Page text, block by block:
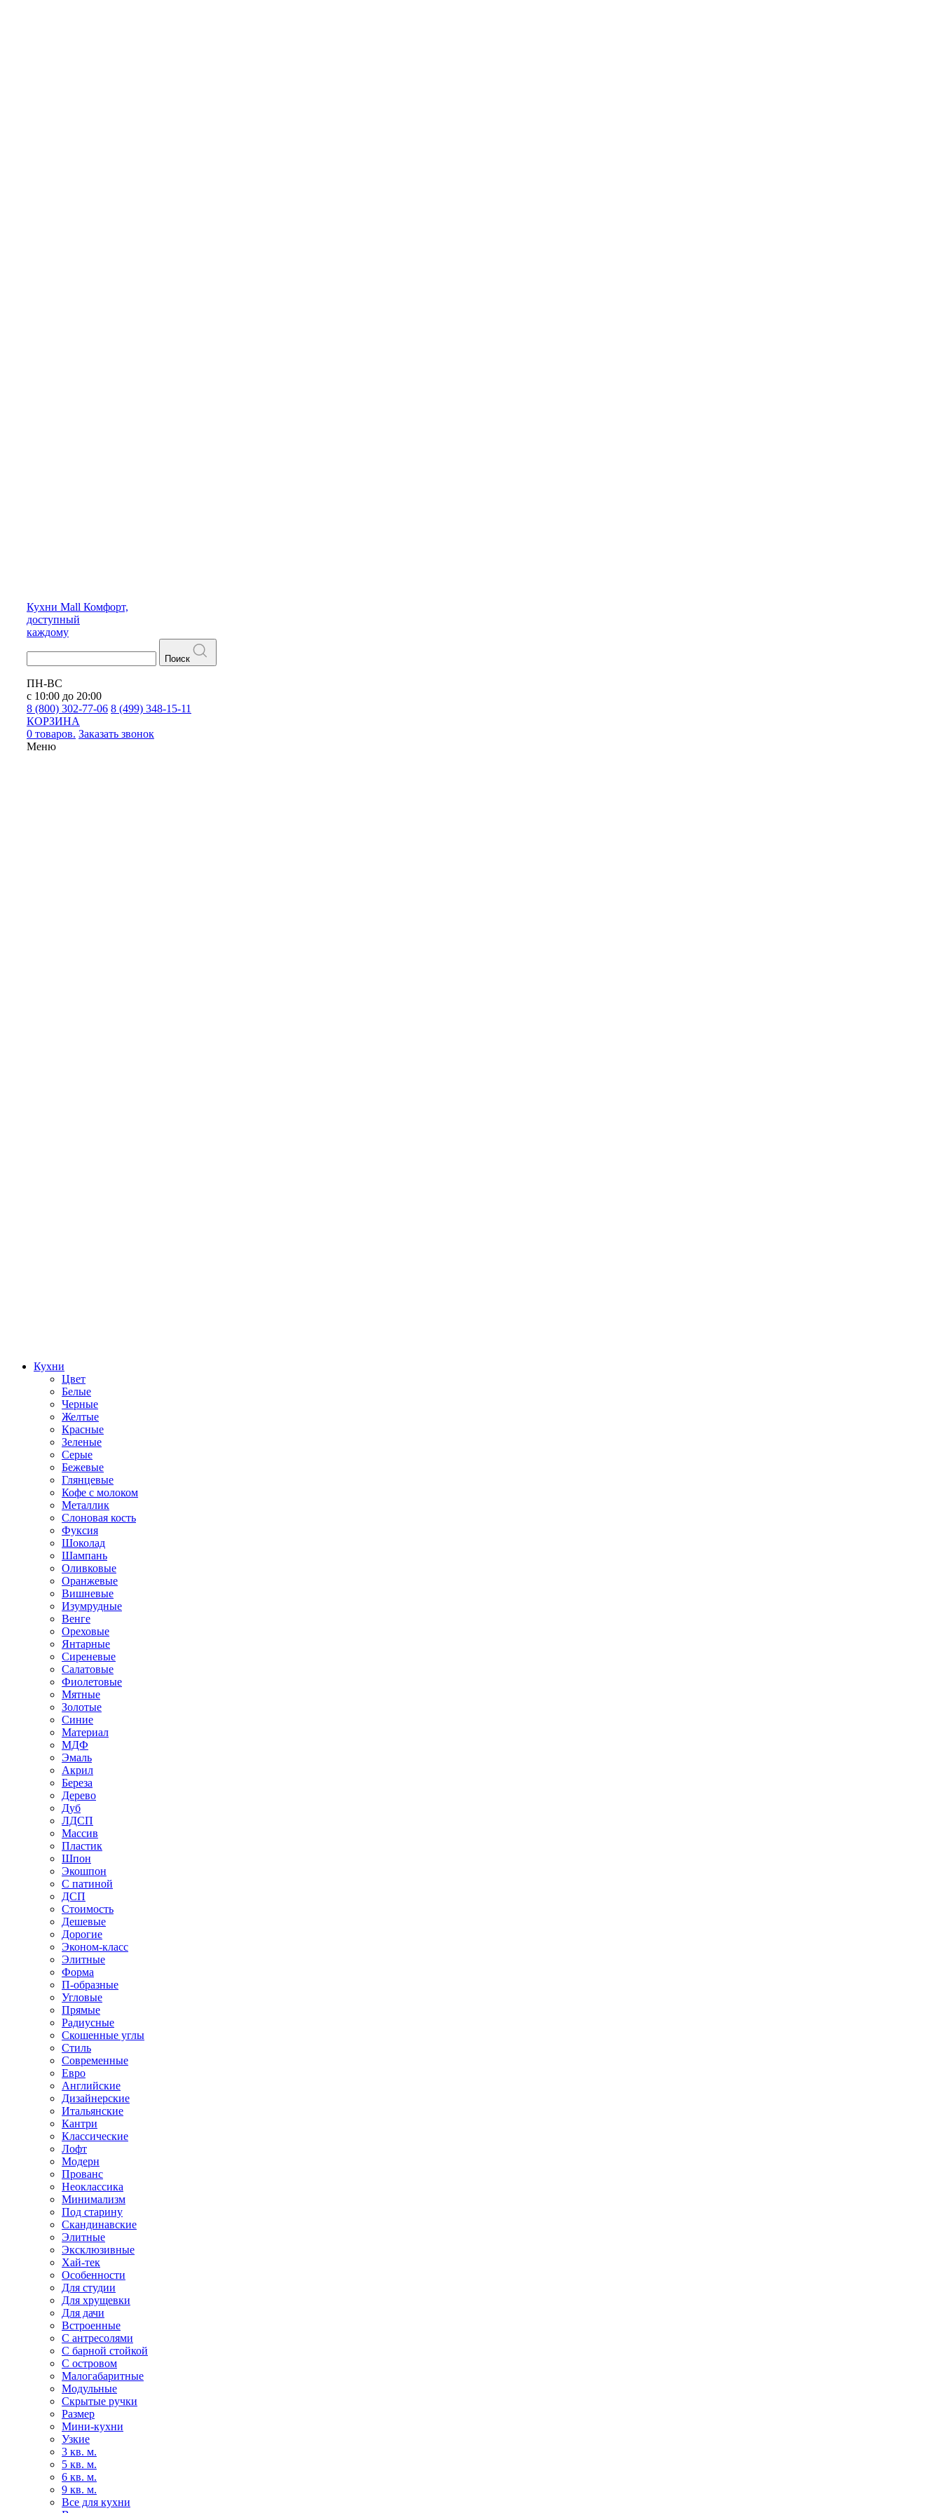
Кухни Mall Комфорт,
доступный
каждому
Поиск
ПН-ВС
с 10:00 до 20:00
8 (800) 302-77-06 8 (499) 348-15-11
КОРЗИНА
0 товаров. Заказать звонок
Меню
Кухни
Цвет
Белые
Черные
Желтые
Красные
Зеленые
Серые
Бежевые
Глянцевые
Кофе с молоком
Металлик
Слоновая кость
Фуксия
Шоколад
Шампань
Оливковые
Оранжевые
Вишневые
Изумрудные
Венге
Ореховые
Янтарные
Сиреневые
Салатовые
Фиолетовые
Мятные
Золотые
Синие
Материал
МДФ
Эмаль
Акрил
Береза
Дерево
Дуб
ЛДСП
Массив
Пластик
Шпон
Экошпон
С патиной
ДСП
Стоимость
Дешевые
Дорогие
Эконом-класс
Элитные
Форма
П-образные
Угловые
Прямые
Радиусные
Скошенные углы
Стиль
Современные
Евро
Английские
Дизайнерские
Итальянские
Кантри
Классические
Лофт
Модерн
Прованс
Неоклассика
Минимализм
Под старину
Скандинавские
Элитные
Эксклюзивные
Хай-тек
Особенности
Для студии
Для хрущевки
Для дачи
Встроенные
С антресолями
С барной стойкой
С островом
Малогабаритные
Модульные
Скрытые ручки
Размер
Мини-кухни
Узкие
3 кв. м.
5 кв. м.
6 кв. м.
9 кв. м.
Все для кухни